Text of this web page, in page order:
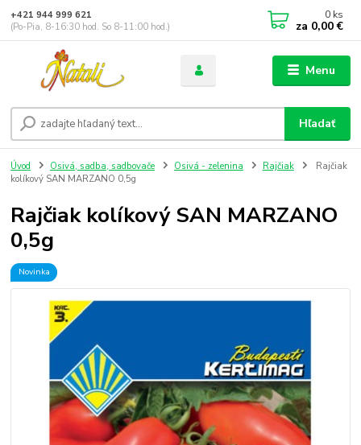
Menu
Hľadať
+421 944 999 621
(Po-Pia, 8-16:30 hod. So 8-11:00 hod.)
0 ks
za 0,00 €
Úvod Osivá, sadba, sadbovače Osivá - zelenina Rajčiak
Rajčiak
kolíkový SAN MARZANO 0,5g
Rajčiak kolíkový SAN MARZANO
0,5g
Novinka